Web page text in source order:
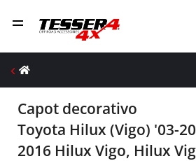
Capot decorativo
Toyota Hilux (Vigo) '03-
2016 Hilux Vigo, Hilux